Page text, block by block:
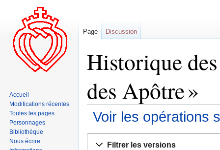
Historique
des Apôtre »
Voir les opérations
Filtrer les versions
Page Discussion
Accueil
Modifications récentes
Toutes les pages
Personnages
Bibliothèque
Nous écrire